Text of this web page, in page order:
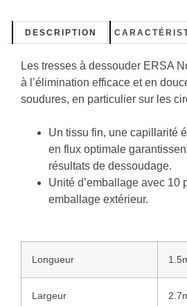
DESCRIPTION
Les tresses à dessouder ERSA
à l’élimination efficace et en
soudures, en particulier sur les
Un tissu fin, une capillarité
en flux optimale
résultats de dessoudage.
Unité d’emballage avec 10
emballage extérieur.
Longueur
Largeur